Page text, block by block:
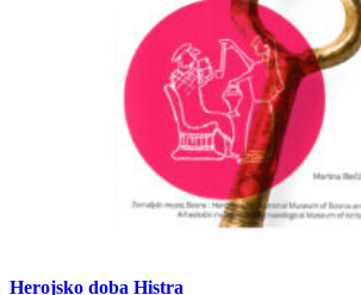
Herojsko doba Histra